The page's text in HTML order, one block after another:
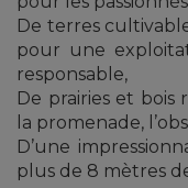
De terres
pour une
responsable,
De prairies et bois
la promenade,
D’une
plus de 8 mètres